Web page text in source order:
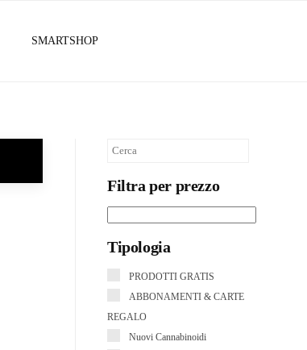
SMARTSHOP
Filtra per prezzo
Tipologia
PRODOTTI GRATIS
ABBONAMENTI & CARTE
REGALO
Nuovi Cannabinoidi